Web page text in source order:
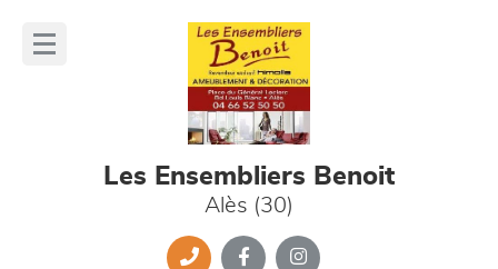
Les Ensembliers Benoit
Alès (30)